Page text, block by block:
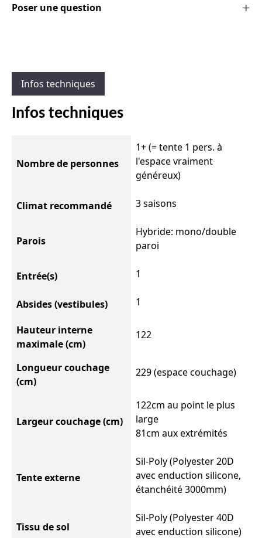
Six
Poser une question
Infos techniques
Infos techniques
Nombre de personnes
1+ (= tente 1 pers. à
l'espace vraiment
généreux)
Climat recommandé 3 saisons
Parois
Hybride: mono/double
paroi
Entrée(s) 1
Absides (vestibules) 1
Hauteur interne
maximale (cm)
122
Longueur couchage
(cm)
229 (espace couchage)
Largeur couchage (cm)
122cm au point le plus
large
81cm aux extrémités
Tente externe
Sil-Poly (Polyester 20D
avec enduction silicone,
étanchéité 3000mm)
Tissu de sol
Sil-Poly (Polyester 40D
avec enduction silicone)